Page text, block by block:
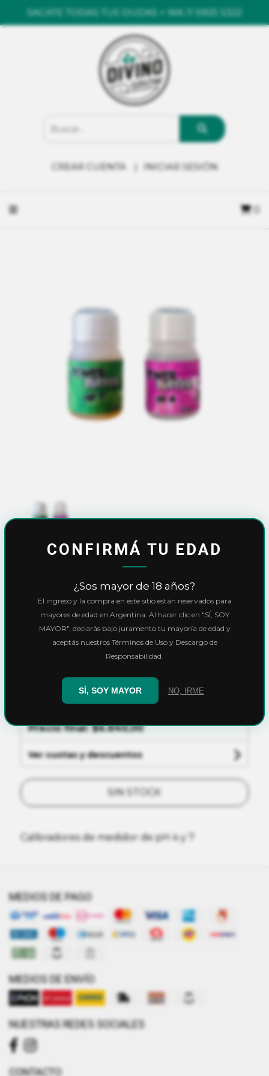
SACATE TODAS TUS DUDAS > WA 11 5925 5322
CREAR CUENTA INICIAR SESIÓN
Power Buffer pH 4 y pH 7 50 mL
Power Buffer pH 4 y
pH 7 50 mL
$7.600,00
Precio final:$6.840,00
Ver cuotas y descuentos
SIN STOCK
Calibradores de medidor de pH 4 y 7
MEDIOS DE PAGO
MEDIOS DE ENVÍO
NUESTRAS REDES SOCIALES
CONTACTO
CONFIRMÁ TU EDAD
¿Sos mayor de 18 años?
El ingreso y la compra en este sitio están reservados para
mayores de edad en Argentina. Al hacer clic en "SÍ, SOY
MAYOR", declarás bajo juramento tu mayoría de edad y
aceptás nuestros Términos de Uso y Descargo de
Responsabilidad.
SÍ, SOY MAYOR NO, IRME